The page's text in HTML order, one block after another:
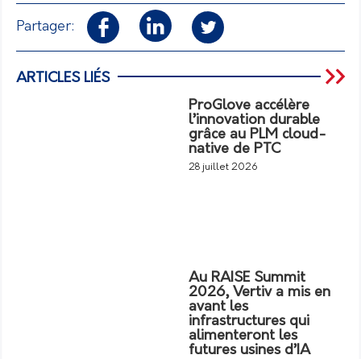
Partager:
ARTICLES LIÉS
ProGlove accélère
l’innovation durable
grâce au PLM cloud-
native de PTC
28 juillet 2026
Au RAISE Summit
2026, Vertiv a mis en
avant les
infrastructures qui
alimenteront les
futures usines d’IA